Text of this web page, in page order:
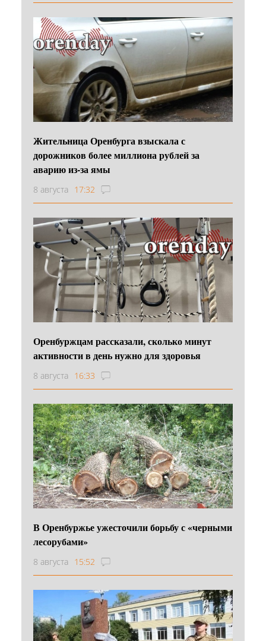
Жительница Оренбурга взыскала с
дорожников более миллиона рублей за
аварию из-за ямы
8 августа 17:32
Оренбуржцам рассказали, сколько минут
активности в день нужно для здоровья
8 августа 16:33
В Оренбуржье ужесточили борьбу с «черными
лесорубами»
8 августа 15:52